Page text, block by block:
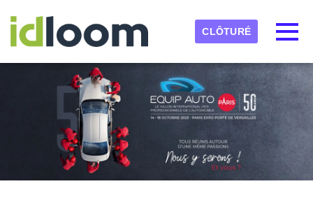
CLÔTURÉ
EBP-INFORMATIQUE